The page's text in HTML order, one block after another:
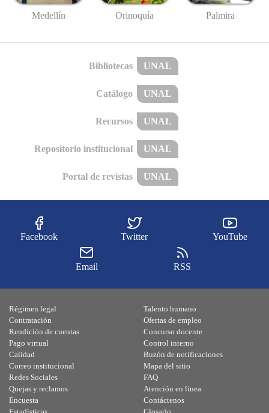
Medellín Orinoquía Palmira
Bibliotecas UNAL
Catálogo UNAL
Recursos UNAL
Repositorio institucional UNAL
Portal de revistas UNAL
Facebook Twitter YouTube
Email RSS
Régimen legal
Contratación
Rendición de cuentas
Pago virtual
Calidad
Talento humano
Ofertas de empleo
Concurso docente
Control interno
Buzón de notificaciones
Correo institucional
Redes Sociales
Quejas y reclamos
Encuesta
Mapa del sitio
FAQ
Atención en línea
Contáctenos